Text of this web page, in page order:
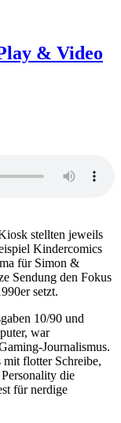
& Video
stellten jeweils
Kindercomics
für Simon &
Sendung den Fokus
setzt.
10/90 und
war
Journalismus.
mit flotter Schreibe,
die
für nerdige